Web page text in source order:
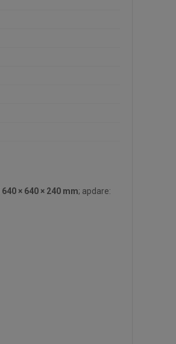
640 × 640 × 240 mm; apdare: